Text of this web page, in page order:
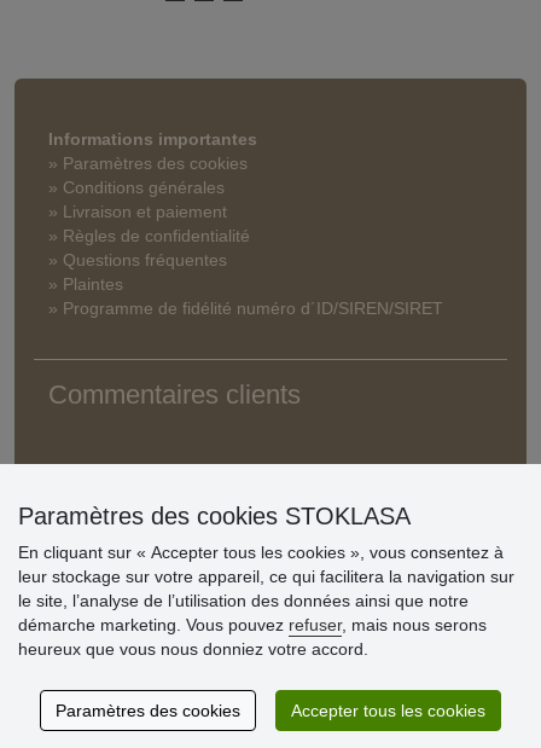
Informations importantes
» Paramètres des cookies
» Conditions générales
» Livraison et paiement
» Règles de confidentialité
» Questions fréquentes
» Plaintes
» Programme de fidélité numéro d´ID/SIREN/SIRET
Commentaires clients
© Stoklasa textilní galanterie s.r.o. 2026.
Paramètres des cookies STOKLASA
En cliquant sur « Accepter tous les cookies », vous consentez à
leur stockage sur votre appareil, ce qui facilitera la navigation sur
le site, l’analyse de l’utilisation des données ainsi que notre
démarche marketing. Vous pouvez refuser, mais nous serons
heureux que vous nous donniez votre accord.
Paramètres des cookies Accepter tous les cookies